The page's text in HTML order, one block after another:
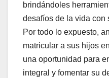
brindándoles
desafíos de la vida con
Por todo lo expuesto,
matricular a sus hijos
una oportunidad para
integral y fomentar su